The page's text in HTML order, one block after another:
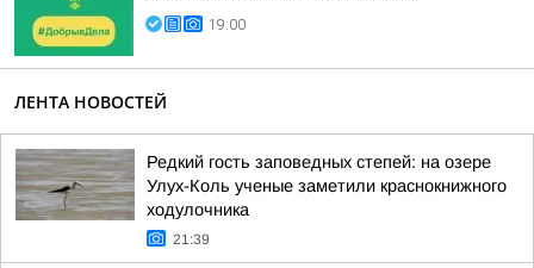
19:00
ЛЕНТА НОВОСТЕЙ
Редкий гость заповедных степей: на озере
Улух-Коль ученые заметили краснокнижного
ходулочника
21:39